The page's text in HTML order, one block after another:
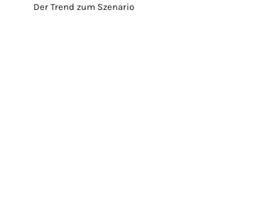
Der Trend zum Szenario